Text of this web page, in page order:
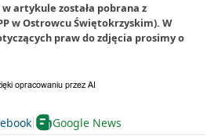
artykule została pobrana z
w Ostrowcu Świętokrzyskim). W
praw do zdjęcia prosimy o
Google News